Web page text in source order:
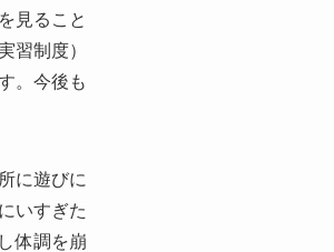
見ること
習制度）
。今後も
に遊びに
いすぎた
体調を崩